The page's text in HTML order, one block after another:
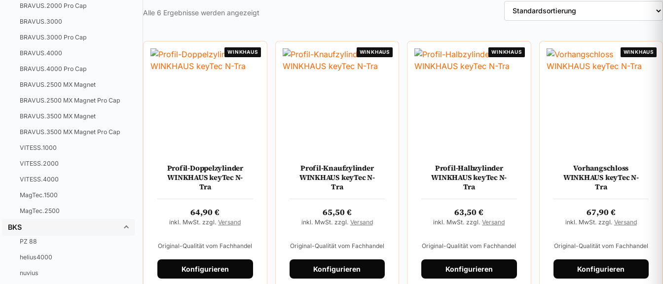
BRAVUS.2000 Pro Cap
BRAVUS.3000
BRAVUS.3000 Pro Cap
BRAVUS.4000
BRAVUS.4000 Pro Cap
BRAVUS.2500 MX Magnet
BRAVUS.2500 MX Magnet Pro Cap
BRAVUS.3500 MX Magnet
BRAVUS.3500 MX Magnet Pro Cap
VITESS.1000
VITESS.2000
VITESS.4000
MagTec.1500
MagTec.2500
BKS
PZ 88
helius4000
nuvius
Alle 6 Ergebnisse werden angezeigt
WINKHAUS
Profil-Doppelzylinder
WINKHAUS keyTec N-
Tra
64,90€
inkl. MwSt. zzgl.Versand
Original-Qualität vom Fachhandel
Konfigurieren
WINKHAUS
Profil-Knaufzylinder
WINKHAUS keyTec N-
Tra
65,50€
inkl. MwSt. zzgl. Versand
Original-Qualität vom Fachhandel
Konfigurieren
WINKHAUS
Profil-Halbzylinder
WINKHAUS keyTec N-
Tra
63,50€
inkl. MwSt. zzgl.Versand
Original-Qualität vom Fachhandel
Konfigurieren
WINKHAUS
Vorhangschloss
WINKHAUS keyTec N-
Tra
67,90€
inkl. MwSt. zzgl. Versand
Original-Qualität vom Fachhandel
Konfigurieren